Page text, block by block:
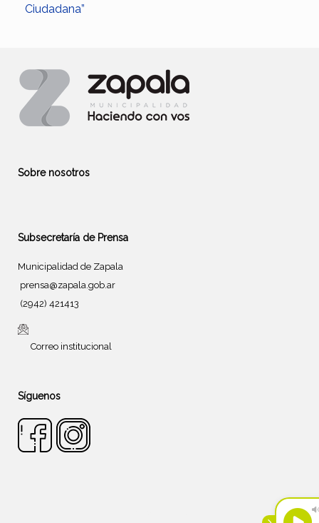
Ciudadana”
Sobre nosotros
Subsecretaría de Prensa
Municipalidad de Zapala
prensa@zapala.gob.ar
(2942) 421413
Correo institucional
Síguenos